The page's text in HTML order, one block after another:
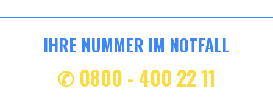
IHRE NUMMER IM NOTFALL
✆ 0800 - 400 22 11